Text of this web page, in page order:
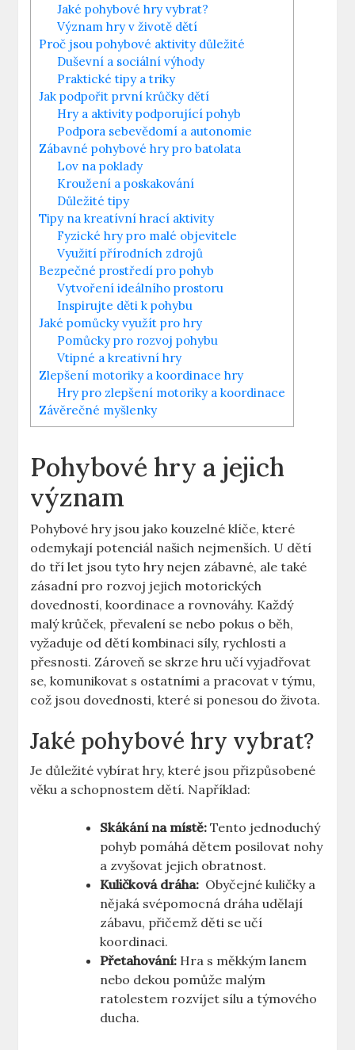
Jaké pohybové hry vybrat?
Význam hry ⁢v životě dětí
Proč jsou pohybové aktivity důležité
Duševní a sociální výhody
Praktické tipy a‌ triky
Jak podpořit první krůčky dětí
Hry‍ a aktivity podporující pohyb
Podpora sebevědomí⁢ a autonomie
Zábavné pohybové hry pro batolata
Lov na poklady
Kroužení ​a⁤ poskakování
Důležité tipy
Tipy na kreatívní hrací aktivity
Fyzické hry pro malé objevitele
Využití⁢ přírodních zdrojů
Bezpečné prostředí pro pohyb
Vytvoření ‍ideálního prostoru
Inspirujte ⁤děti k⁣ pohybu
Jaké pomůcky⁤ využít pro hry
Pomůcky⁢ pro rozvoj ‌pohybu
Vtipné a kreativní⁣ hry
Zlepšení ‌motoriky a koordinace hry
Hry pro zlepšení motoriky⁢ a koordinace
Závěrečné myšlenky
Pohybové hry a jejich
význam
Pohybové hry jsou jako‍ kouzelné ‌klíče, které⁢
odemykají potenciál⁣ našich nejmenších. U dětí
do ⁣tří let ⁣jsou tyto hry⁢ nejen zábavné, ale také
⁣zásadní ​pro ​rozvoj jejich motorických
dovedností, koordinace a rovnováhy.⁢ Každý
malý‌ krůček, převalení se ⁣nebo pokus o běh,
vyžaduje​ od ​dětí kombinaci síly, ⁢rychlosti a
přesnosti.⁢ Zároveň se skrze hru učí vyjadřovat‍
se, komunikovat s ostatními​ a pracovat v týmu,
což ⁤jsou dovednosti, které⁤ si ponesou ⁣do života.
Jaké pohybové hry vybrat?
Je důležité vybírat‌ hry,‌ které jsou‌ přizpůsobené
věku ⁢a schopnostem⁢ dětí. Například:
Skákání na místě: Tento jednoduchý
pohyb pomáhá dětem posilovat⁢ nohy
​a zvyšovat jejich obratnost.
Kuličková ​dráha: ​ Obyčejné kuličky a
nějaká svépomocná ‍dráha ‍udělají
zábavu, přičemž děti se učí
koordinaci.
Přetahování: Hra ​s ‍měkkým lanem
nebo dekou pomůže malým
ratolestem rozvíjet ‍sílu a týmového
ducha.